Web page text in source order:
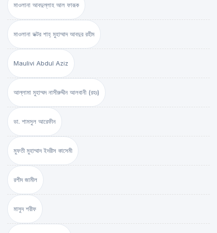
মাওলানা আবদুল্লাহ আল ফারূক
মাওলানা ডক্টর শাহ্‌ মুহাম্মাদ আবদুর রহীম
Maulivi Abdul Aziz
আল্লামা মুহাম্মদ নাসীরুদ্দীন আলবানী (রহঃ)
ডা. শামসুল আরেফীন
মুফতী মুহাম্মাদ ইদরীস কাসেমী
রশীদ জামীল
মাসুদ শরীফ